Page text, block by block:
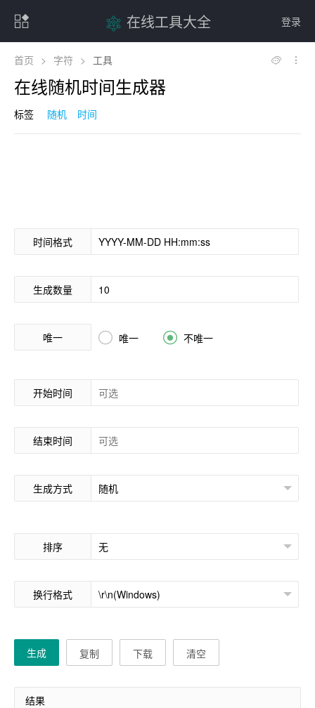
登录
在线工具大全
首页 > 字符 > 工具
在线随机时间生成器
标签 随机 时间
时间格式
生成数量
唯一  唯一  不唯一
开始时间
结束时间
生成方式
排序
换行格式
生成 复制 下载 清空
结果